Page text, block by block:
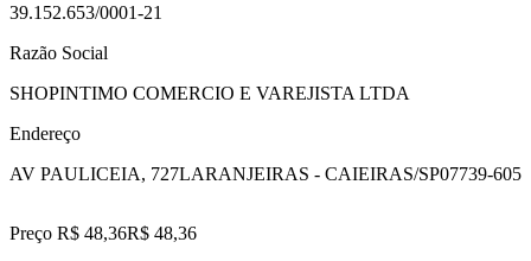
39.152.653/0001-21
Razão Social
SHOPINTIMO COMERCIO E VAREJISTA LTDA
Endereço
AV PAULICEIA, 727LARANJEIRAS - CAIEIRAS/SP07739-605
Preço R$ 48,36R$ 48,36